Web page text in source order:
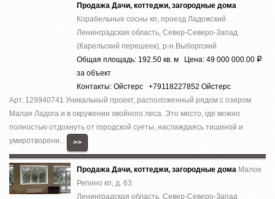
Продажа Дачи, коттеджи, загородные дома
Корабельные сосны кп, проезд Ладожский
Ленинградская область, Север-Северо-Запад
(Карельский перешеек), р-н Выборгский
Общая площадь: 192.50 кв. м Цена: 49 000 000.00 Р
за объект
Контакты: Ойстерс +79118227852 Ойстерс
Арт. 129940741 Уникальный проект, расположенный рядом с озером
Малая Ладога и в окружении хвойного леса. Это место, где можно
полностью отдохнуть от городской суеты, наслаждаясь тишиной и
умиротворени...
>>
Продажа Дачи, коттеджи, загородные дома Малое
Репино кп, д. 63
Ленинградская область, Север-Северо-Запад